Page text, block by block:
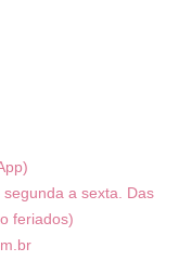
a sexta. Das
feriados)